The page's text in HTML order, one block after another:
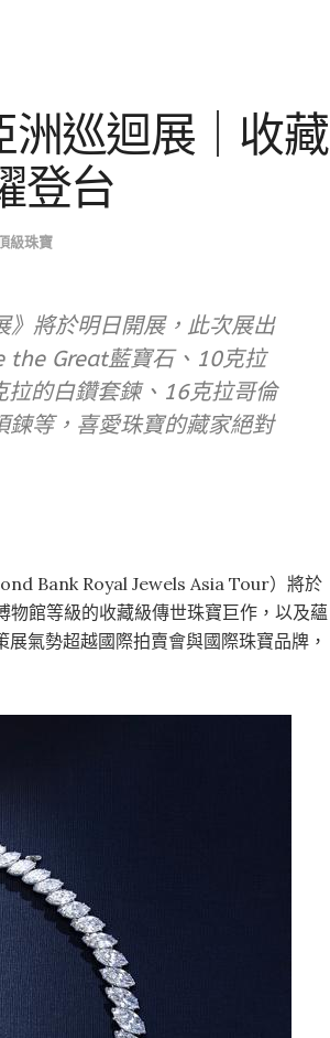
洲巡迴展｜收藏
登台
級珠寶
》將於明日開展，此次展出
the Great藍寶石、10克拉
的白鑽套鍊、16克拉哥倫
等，喜愛珠寶的藏家絕對
Bank Royal Jewels Asia Tour）將於
館等級的收藏級傳世珠寶巨作，以及蘊
氣勢超越國際拍賣會與國際珠寶品牌，